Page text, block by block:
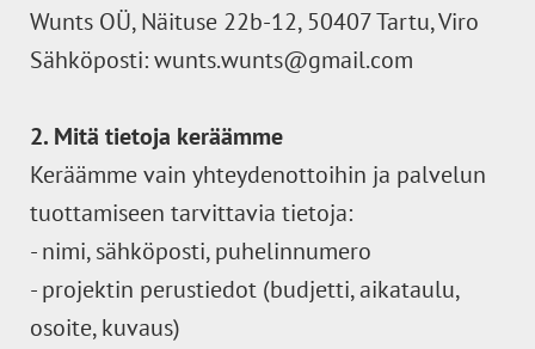
Wunts OÜ, Näituse 22b-12, 50407 Tartu, Viro
Sähköposti: wunts.wunts@gmail.com
2. Mitä tietoja keräämme
Keräämme vain yhteydenottoihin ja palvelun
tuottamiseen tarvittavia tietoja:
- nimi, sähköposti, puhelinnumero
- projektin perustiedot (budjetti, aikataulu,
osoite, kuvaus)